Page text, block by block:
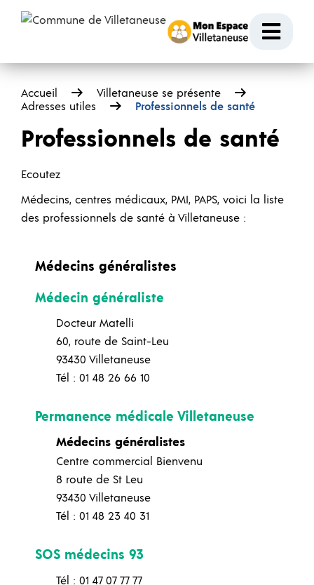
Accueil
Villetaneuse se présente
Adresses utiles
Professionnels de santé
Professionnels de santé
Ecoutez
Médecins, centres médicaux, PMI, PAPS, voici la liste
des professionnels de santé à Villetaneuse :
Médecins généralistes
Médecin généraliste
Docteur Matelli
60, route de Saint-Leu
93430 Villetaneuse
Tél : 01 48 26 66 10
Permanence médicale Villetaneuse
Médecins généralistes
Centre commercial Bienvenu
8 route de St Leu
93430 Villetaneuse
Tél : 01 48 23 40 31
SOS médecins 93
Tél : 01 47 07 77 77